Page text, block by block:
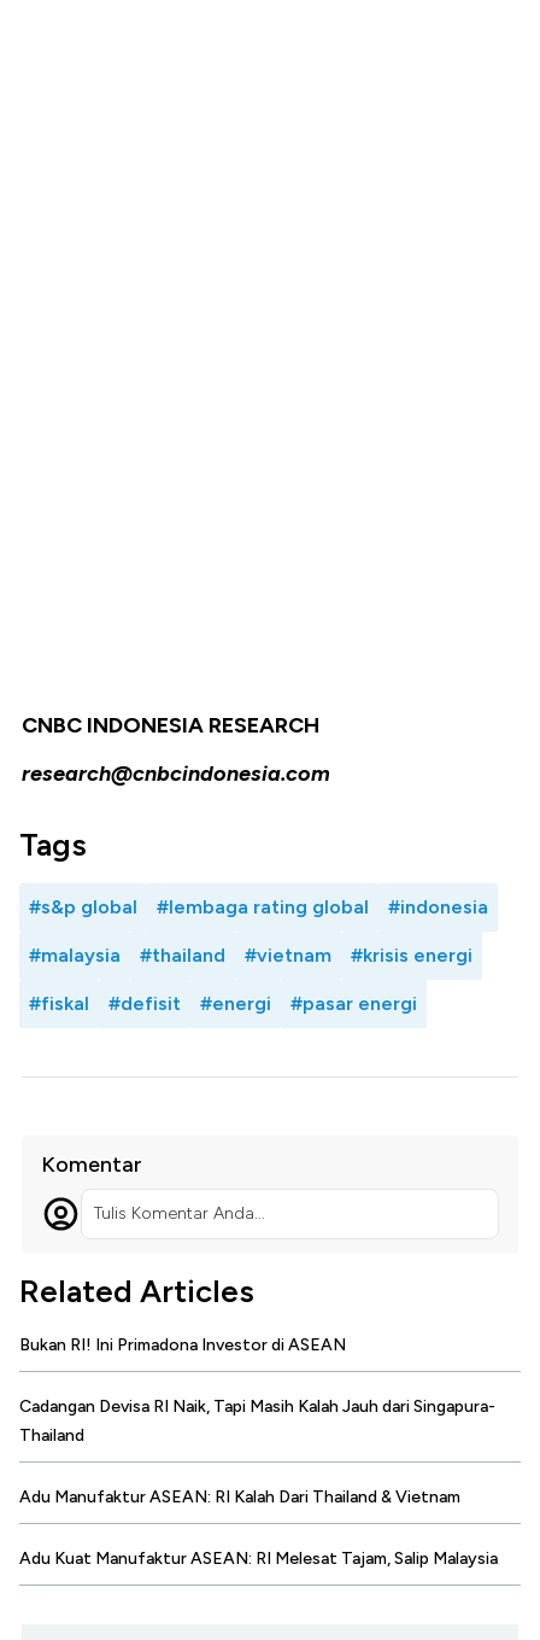
CNBC INDONESIA RESEARCH
research@cnbcindonesia.com
Tags
#s&p global #lembaga rating global #indonesia
#malaysia #thailand #vietnam #krisis energi
#fiskal #defisit #energi #pasar energi
Komentar
Tulis Komentar Anda...
Related Articles
Bukan RI! Ini Primadona Investor di ASEAN
Cadangan Devisa RI Naik, Tapi Masih Kalah Jauh dari Singapura-
Thailand
Adu Manufaktur ASEAN: RI Kalah Dari Thailand & Vietnam
Adu Kuat Manufaktur ASEAN: RI Melesat Tajam, Salip Malaysia